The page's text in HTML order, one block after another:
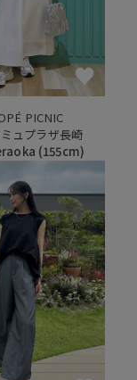
PICNIC
ュプラザ長崎
(155cm)